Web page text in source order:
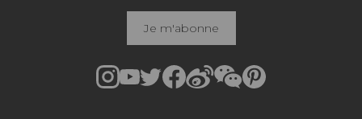
Je m'abonne